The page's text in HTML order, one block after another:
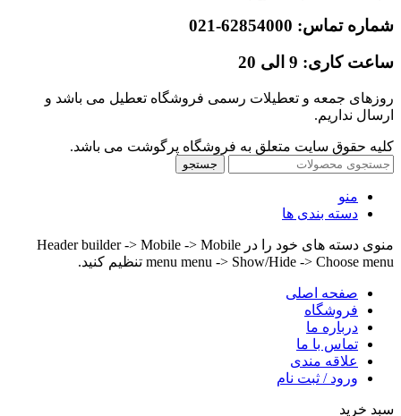
شماره تماس: 62854000-021
ساعت کاری: 9 الی 20
روزهای جمعه و تعطیلات رسمی فروشگاه تعطیل می باشد و
ارسال نداریم.
کلیه حقوق سایت متعلق به فروشگاه پرگوشت می باشد.
جستجو
منو
دسته بندی ها
منوی دسته های خود را در Header builder -> Mobile -> Mobile
menu menu -> Show/Hide -> Choose menu تنظیم کنید.
صفحه اصلی
فروشگاه
درباره ما
تماس با ما
علاقه مندی
ورود / ثبت نام
سبد خرید